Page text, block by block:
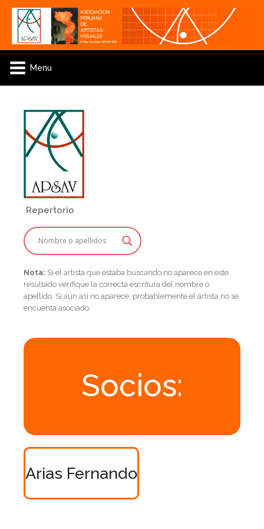
Menu
Repertorio
Nota: Si el artista que estaba buscando no aparece en este
resultado verifique la correcta escritura del nombre o
apellido. Si aún asi no aparece, probablemente el artista no se
encuenta asociado
Socios:
Arias Fernando